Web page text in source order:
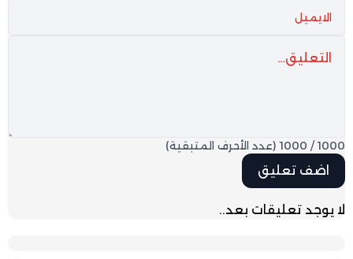
1000
/
1000 (عدد الأحرف المتبقية)
لا يوجد تعليقات بعد..